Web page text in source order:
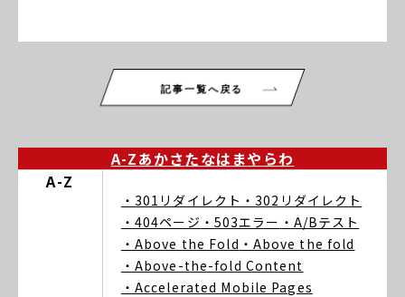
記事一覧へ戻る
A-Zあかさたなは まや らわ
A-Z
・301リダイレクト ・302リダイレクト
・404ページ ・503エラー ・A/Bテスト
・Above the Fold ・Above the fold
・Above-the-fold Content
・Accelerated Mobile Pages